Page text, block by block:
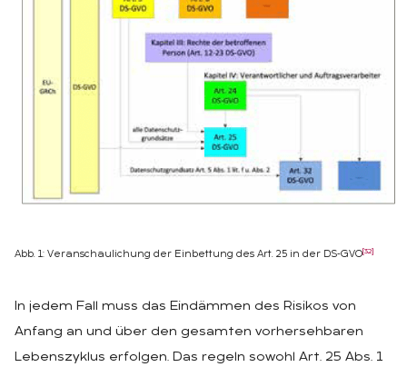
Abb. 1: Veranschaulichung der Einbettung des Art. 25 in der DS‑GVO [32]
In jedem Fall muss das Eindämmen des Risikos von
Anfang an und über den gesamten vorhersehbaren
Lebenszyklus erfolgen. Das regeln sowohl Art. 25 Abs. 1